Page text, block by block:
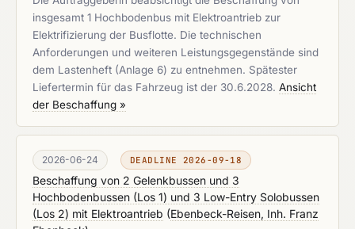
insgesamt 1 Hochbodenbus mit Elektroantrieb zur
Elektrifizierung der Busflotte. Die technischen
Anforderungen und weiteren Leistungsgegenstände sind
dem Lastenheft (Anlage 6) zu entnehmen. Spätester
Liefertermin für das Fahrzeug ist der 30.6.2028. Ansicht
der Beschaffung »
2026-06-24 DEADLINE 2026-09-18
Beschaffung von 2 Gelenkbussen und 3
Hochbodenbussen (Los 1) und 3 Low-Entry Solobussen
(Los 2) mit Elektroantrieb (Ebenbeck-Reisen, Inh. Franz